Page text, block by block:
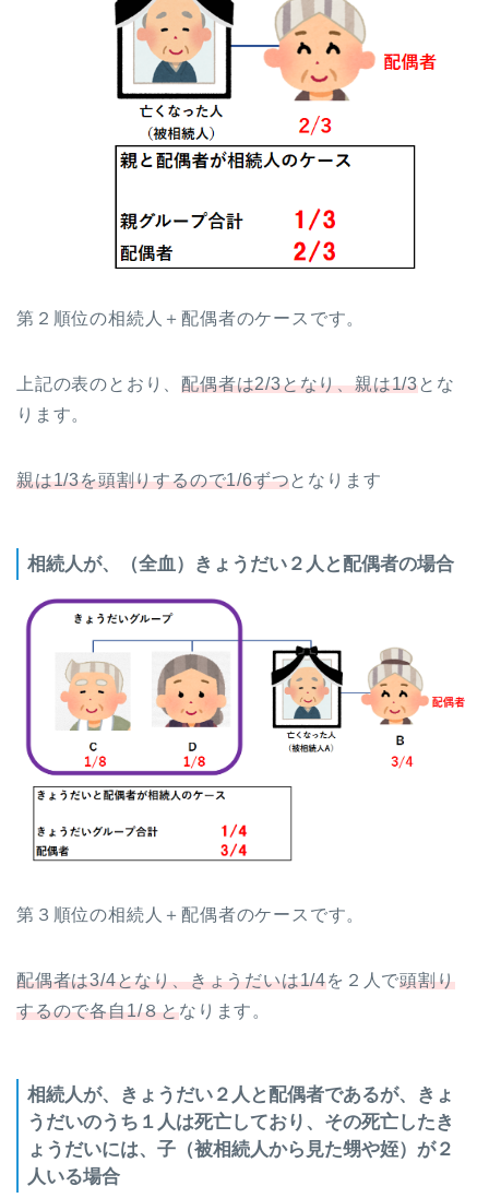
第２順位の相続人＋配偶者のケースです。
上記の表のとおり、配偶者は2/3となり、親は1/3とな
ります。
親は1/3を頭割りするので1/6ずつとなります
相続人が、（全血）きょうだい２人と配偶者の場合
第３順位の相続人＋配偶者のケースです。
配偶者は3/4となり、きょうだいは1/4を２人で頭割り
するので各自1/８となります。
相続人が、きょうだい２人と配偶者であるが、きょ
うだいのうち１人は死亡しており、その死亡したき
ょうだいには、子（被相続人から見た甥や姪）が２
人いる場合